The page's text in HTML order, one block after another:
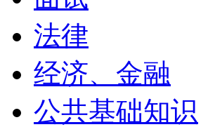
法律
经济、金融
公共基础知识